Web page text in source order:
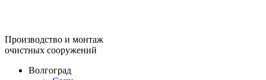
Производство и монтаж
очистных сооружений
Волгоград